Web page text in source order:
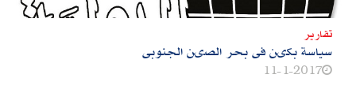
تقارير
سياسة بكىن فى بحر الصىن الجنوبى
11-1-2017